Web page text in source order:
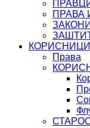
ПРАВА
ЗАКОНИ
КОРИСНИЦИ
Права